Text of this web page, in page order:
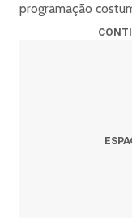
programação